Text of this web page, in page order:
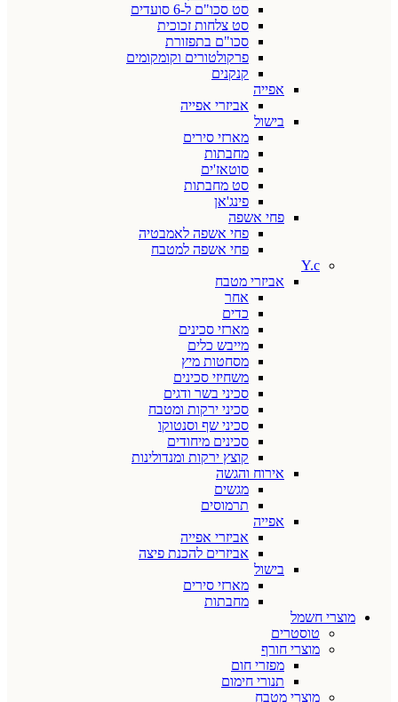
סט סכו"ם ל-6 סועדים
סט צלחות זכוכית
סכו"ם בתפזורת
פרקולטורים וקומקומים
קנקנים
אפייה
אביזרי אפייה
בישול
מארזי סירים
מחבתות
סוטאז'ים
סט מחבתות
פינג'אן
פחי אשפה
פחי אשפה לאמבטיה
פחי אשפה למטבח
Y.c
אביזרי מטבח
אחר
כדים
מארזי סכינים
מייבש כלים
מסחטות מיץ
משחיזי סכינים
סכיני בשר ודגים
סכיני ירקות ומטבח
סכיני שף וסנטוקו
סכינים מיחודים
קוצץ ירקות ומנדולינות
אירוח והגשה
מגשים
תרמוסים
אפייה
אביזרי אפייה
אביזרים להכנת פיצה
בישול
מארזי סירים
מחבתות
מוצרי חשמל
טוסטרים
מוצרי חורף
מפזרי חום
תנורי חימום
מוצרי מטבח